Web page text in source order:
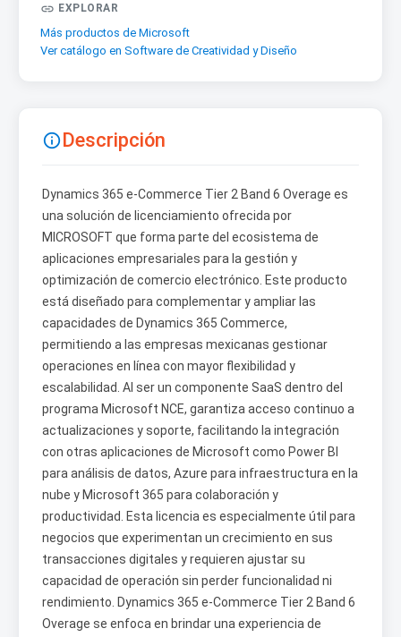
 EXPLORAR
Más productos de Microsoft
Ver catálogo en Software de Creatividad y Diseño
Descripción
Dynamics 365 e-Commerce Tier 2 Band 6 Overage es
una solución de licenciamiento ofrecida por
MICROSOFT que forma parte del ecosistema de
aplicaciones empresariales para la gestión y
optimización de comercio electrónico. Este producto
está diseñado para complementar y ampliar las
capacidades de Dynamics 365 Commerce,
permitiendo a las empresas mexicanas gestionar
operaciones en línea con mayor flexibilidad y
escalabilidad. Al ser un componente SaaS dentro del
programa Microsoft NCE, garantiza acceso continuo a
actualizaciones y soporte, facilitando la integración
con otras aplicaciones de Microsoft como Power BI
para análisis de datos, Azure para infraestructura en la
nube y Microsoft 365 para colaboración y
productividad. Esta licencia es especialmente útil para
negocios que experimentan un crecimiento en sus
transacciones digitales y requieren ajustar su
capacidad de operación sin perder funcionalidad ni
rendimiento. Dynamics 365 e-Commerce Tier 2 Band 6
Overage se enfoca en brindar una experiencia de